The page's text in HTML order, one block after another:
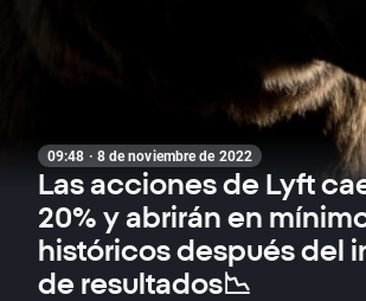
09:48 · 8 de noviembre de 2022
Las acciones de Lyft
20% y abrirán en
históricos después del
de resultados📉